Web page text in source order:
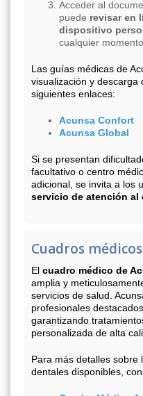
Acceder al
puede revisar en
dispositivo
cualquier momento.
Las guías médicas de
visualización y descarga
siguientes enlaces:
Acunsa Confort
Acunsa Global
Si se presentan
facultativo o centro
adicional, se invita a los
servicio de atención al
Cuadros
El cuadro médico de
amplia y
servicios de salud.
profesionales
garantizando
personalizada de alta
Para más detalles sobre
dentales disponibles,